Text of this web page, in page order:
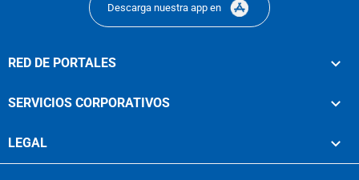
Descarga nuestra app en
RED DE PORTALES
SERVICIOS CORPORATIVOS
LEGAL